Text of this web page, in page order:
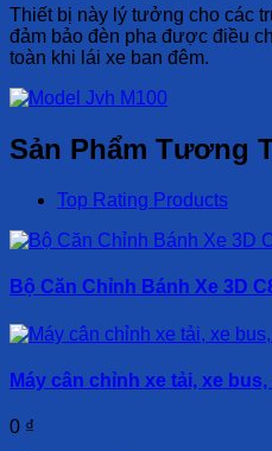
Thiết bị này lý tưởng cho các
đảm bảo đèn pha được điều
toàn khi lái xe ban đêm.
Sản Phẩm Tương
Top Rating Products
Bộ Căn Chỉnh Bánh Xe 3D
Máy cân chỉnh xe tải, xe
0 ₫